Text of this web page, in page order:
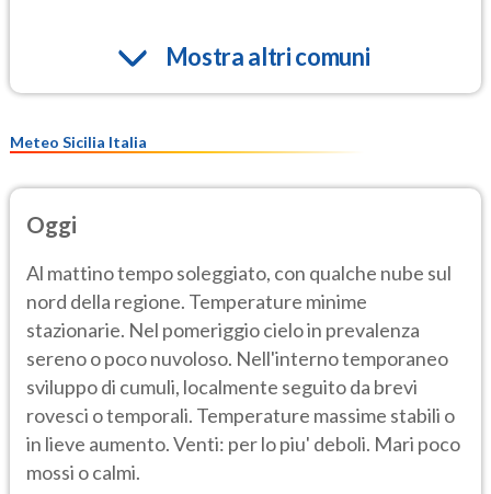
Mostra altri comuni
Meteo Sicilia Italia
Oggi
Al mattino tempo soleggiato, con qualche nube sul
nord della regione. Temperature minime
stazionarie. Nel pomeriggio cielo in prevalenza
sereno o poco nuvoloso. Nell'interno temporaneo
sviluppo di cumuli, localmente seguito da brevi
rovesci o temporali. Temperature massime stabili o
in lieve aumento. Venti: per lo piu' deboli. Mari poco
mossi o calmi.